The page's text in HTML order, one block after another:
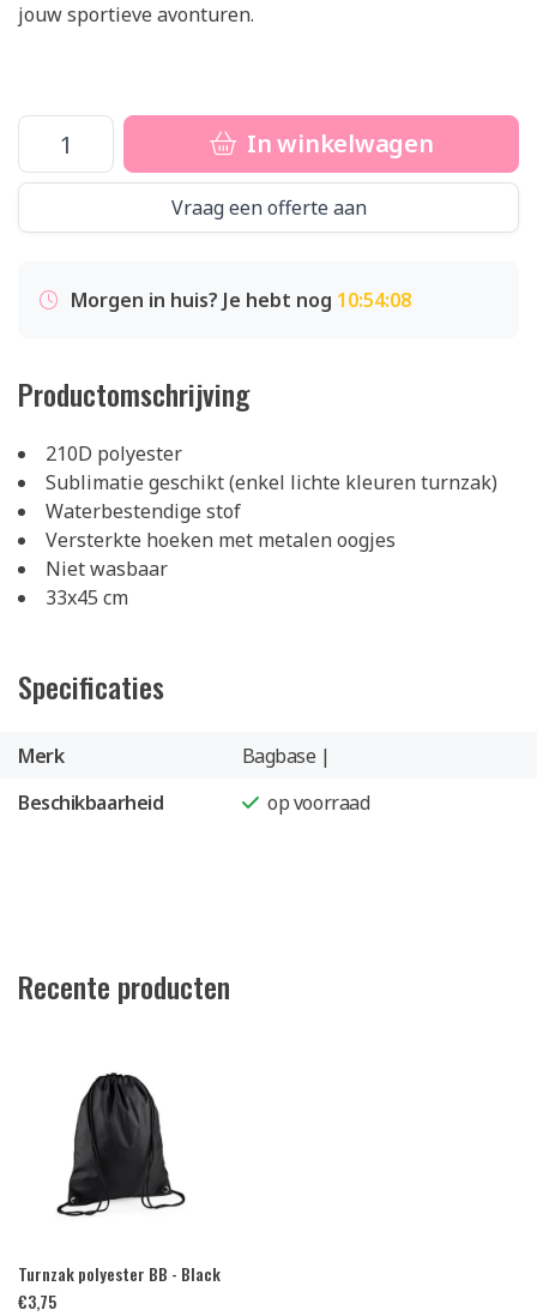
jouw sportieve avonturen.
In winkelwagen
Vraag een offerte aan
Morgen in huis? Je hebt nog 10:54:08
Productomschrijving
210D polyester
Sublimatie geschikt (enkel lichte kleuren turnzak)
Waterbestendige stof
Versterkte hoeken met metalen oogjes
Niet wasbaar
33x45 cm
Specificaties
Merk
Bagbase |
Beschikbaarheid
op voorraad
Recente producten
Turnzak polyester BB - Black
€3,75